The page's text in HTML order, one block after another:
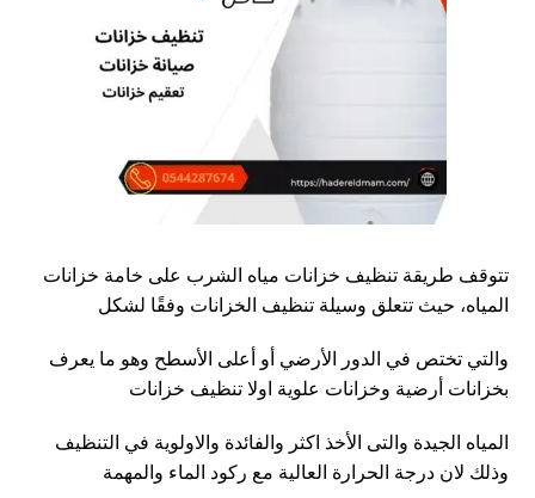
تتوقف طريقة تنظيف خزانات مياه الشرب على خامة خزانات
المياه، حيث تتعلق وسيلة تنظيف الخزانات وفقًا لشكل
والتي تختص في الدور الأرضي أو أعلى الأسطح وهو ما يعرف
بخزانات أرضية وخزانات علوية اولا تنظيف خزانات
المياه الجيدة والتى الأخذ اكثر والفائدة والاولوية في التنظيف
وذلك لان درجة الحرارة العالية مع ركود الماء والمهمة